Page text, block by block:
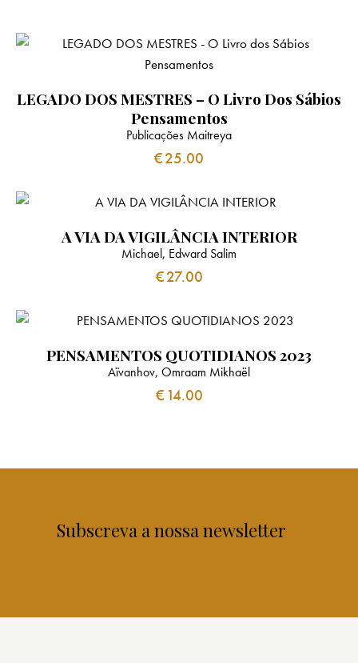
p
m
LEGADO DOS MESTRES – O Livro Dos Sábios
Pensamentos
Publicações Maitreya
€25.00
A VIA DA VIGILÂNCIA INTERIOR
Michael, Edward Salim
€27.00
PENSAMENTOS QUOTIDIANOS 2023
Aïvanhov, Omraam Mikhaël
€14.00
Subscreva a nossa newsletter